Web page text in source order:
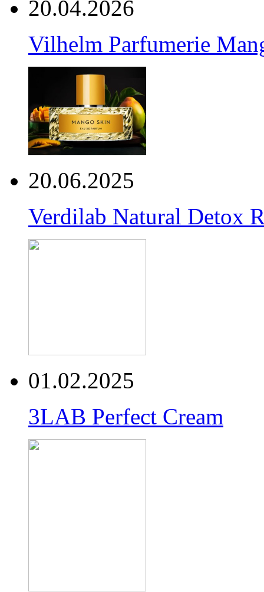
20.04.2026
Vilhelm Parfumerie
20.06.2025
Verdilab Natural Detox
01.02.2025
3LAB Perfect Cream